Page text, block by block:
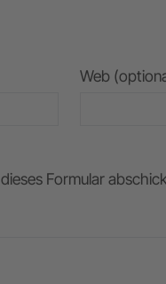
Web
Formular